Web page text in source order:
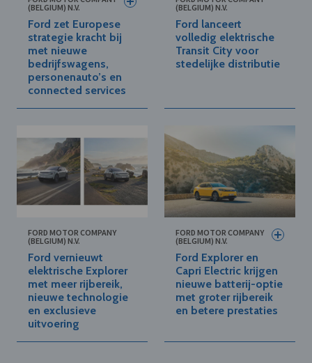
(BELGIUM) N.V.
Ford zet Europese
strategie kracht bij
met nieuwe
bedrijfswagens,
personenauto’s en
connected services
(BELGIUM) N.V.
Ford lanceert
volledig elektrische
Transit City voor
stedelijke distributie
FORD MOTOR COMPANY
(BELGIUM) N.V.
Ford vernieuwt
elektrische Explorer
met meer rijbereik,
nieuwe technologie
en exclusieve
uitvoering
FORD MOTOR COMPANY
(BELGIUM) N.V.
Ford Explorer en
Capri Electric krijgen
nieuwe batterij-optie
met groter rijbereik
en betere prestaties